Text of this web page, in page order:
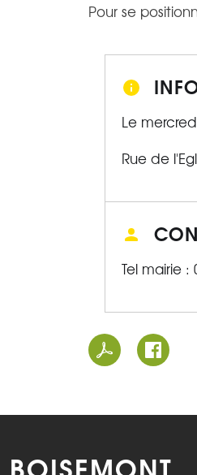
Pour se
Le
Rue de
Tel mairie :